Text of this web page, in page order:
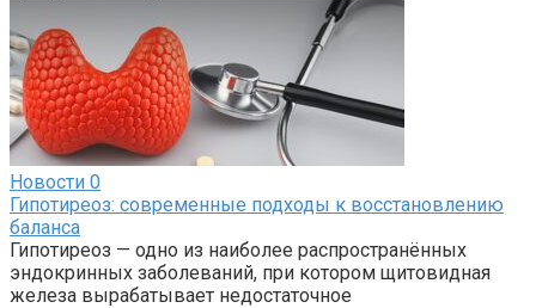
Новости 0
Гипотиреоз: современные подходы к восстановлению
баланса
Гипотиреоз — одно из наиболее распространённых
эндокринных заболеваний, при котором щитовидная
железа вырабатывает недостаточное